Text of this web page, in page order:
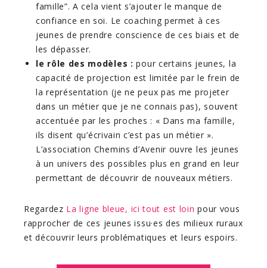
famille”. A cela vient s’ajouter le manque de
confiance en soi. Le coaching permet à ces
jeunes de prendre conscience de ces biais et de
les dépasser.
le rôle des modèles :pour certains jeunes, la
capacité de projection est limitée par le frein de
la représentation (je ne peux pas me projeter
dans un métier que je ne connais pas), souvent
accentuée par les proches : « Dans ma famille,
ils disent qu’écrivain c’est pas un métier ».
L’association Chemins d’Avenir ouvre les jeunes
à un univers des possibles plus en grand en leur
permettant de découvrir de nouveaux métiers.
Regardez La ligne bleue, ici tout est loin pour vous
rapprocher de ces jeunes issu·es des milieux ruraux
et découvrir leurs problématiques et leurs espoirs.